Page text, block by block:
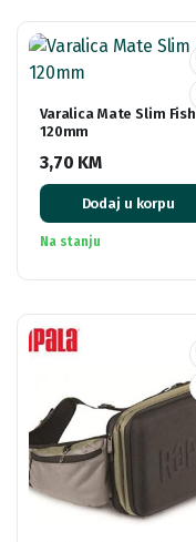
Varalica Mate Slim Fish
120mm
3,70 KM
Dodaj u korpu
Na stanju